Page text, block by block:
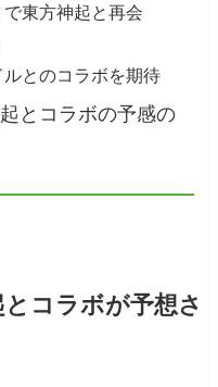
東方神起と再会
とのコラボを期待
とコラボの予感の
コラボが予想さ